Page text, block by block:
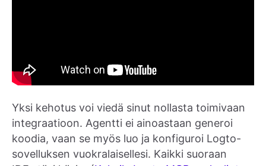
Yksi kehotus voi viedä sinut nollasta toimivaan
integraatioon. Agentti ei ainoastaan generoi
koodia, vaan se myös luo ja konfiguroi Logto-
sovelluksen vuokralaisellesi. Kaikki suoraan